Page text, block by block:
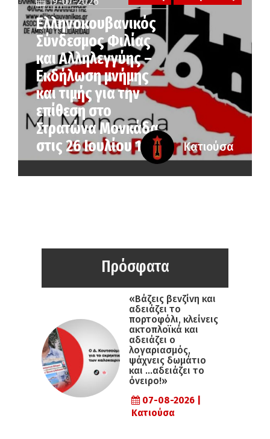
Ελληνοκουβανικός
Σύνδεσμος Φιλίας
και Αλληλεγγύης –
Εκδήλωση μνήμης
και τιμής για την
επίθεση στο
Στρατώνα Μονκάδα
στις 26 Ιουλίου 1953
Κατιούσα
Πρόσφατα
«Βάζεις βενζίνη και
αδειάζει το
πορτοφόλι, κλείνεις
ακτοπλοϊκά και
αδειάζει ο
λογαριασμός,
ψάχνεις δωμάτιο
και …αδειάζει το
όνειρο!»
07-08-2026 |
Κατιούσα